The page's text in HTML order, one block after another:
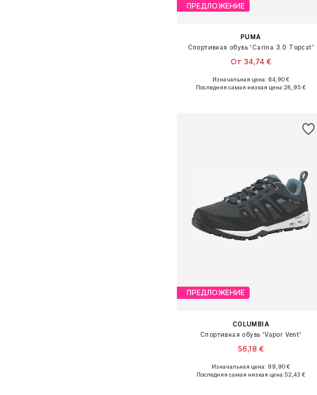
ПРЕДЛОЖЕНИЕ
PUMA
Спортивная обувь 'Carina 3.0 Topcat'
От 34,74 €
Доступно множество размеров
Изначальная цена: 64,90 €
Последняя самая низкая цена:28,95 €
ПРЕДЛОЖЕНИЕ
COLUMBIA
Спортивная обувь 'Vapor Vent'
56,18 €
Изначальная цена: 99,90 €
Последняя самая низкая цена:52,43 €